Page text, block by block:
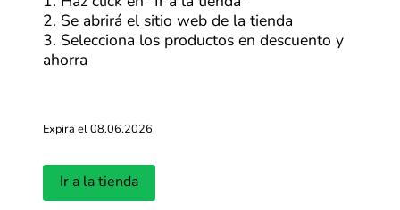
-90%
Ofertas de hasta 90% de descuento
Cuotas
a tasa preferencial
2. Se abrirá el sitio web de la tienda
3. Selecciona los productos en descuento y
ahorra
Expira el 08.06.2026
Ir a la tienda